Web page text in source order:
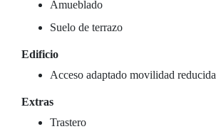
Amueblado
Suelo de terrazo
Edificio
Acceso adaptado movilidad reducida
Extras
Trastero